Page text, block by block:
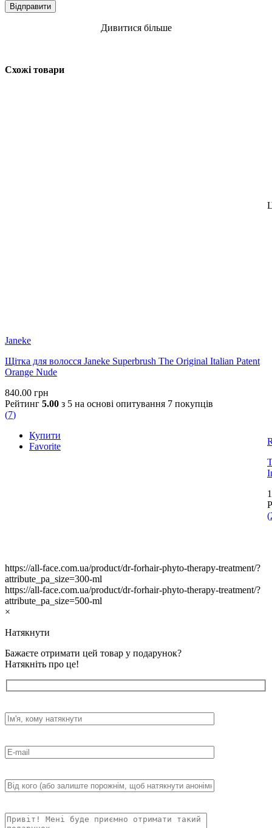
Дивитися більше
Схожі товари
Janeke
Щітка для волосся Janeke Superbrush The Original Italian Patent
Orange Nude
840.00 грн
Рейтинг 5.00 з 5 на основі опитування 7 покупців
(7)
Купити
Favorite
(
https://all-face.com.ua/product/dr-forhair-phyto-therapy-treatment/?
attribute_pa_size=300-ml
https://all-face.com.ua/product/dr-forhair-phyto-therapy-treatment/?
attribute_pa_size=500-ml
×
Натякнути
Бажаєте отримати цей товар у подарунок?
Натякніть про це!